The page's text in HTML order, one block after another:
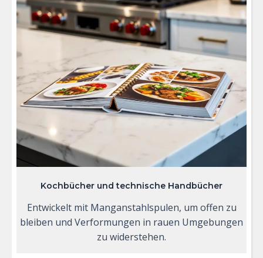
Kochbücher und technische Handbücher
Entwickelt mit Manganstahlspulen, um offen zu
bleiben und Verformungen in rauen Umgebungen
zu widerstehen.